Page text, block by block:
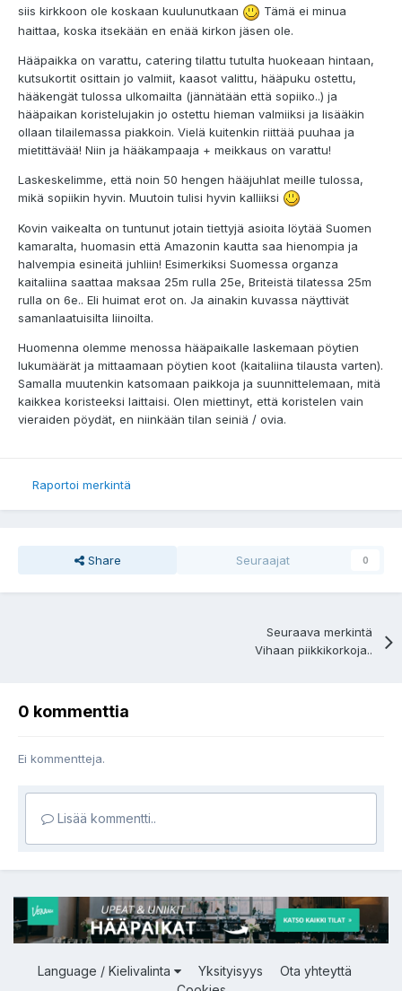
siis kirkkoon ole koskaan kuulunutkaan
Tämä ei minua
haittaa, koska itsekään en enää kirkon jäsen ole.
Hääpaikka on varattu, catering tilattu tutulta huokeaan hintaan,
kutsukortit osittain jo valmiit, kaasot valittu, hääpuku ostettu,
hääkengät tulossa ulkomailta (jännätään että sopiiko..) ja
hääpaikan koristelujakin jo ostettu hieman valmiiksi ja lisääkin
ollaan tilailemassa piakkoin. Vielä kuitenkin riittää puuhaa ja
mietittävää! Niin ja hääkampaaja + meikkaus on varattu!
Laskeskelimme, että noin 50 hengen hääjuhlat meille tulossa,
mikä sopiikin hyvin. Muutoin tulisi hyvin kalliiksi
Kovin vaikealta on tuntunut jotain tiettyjä asioita löytää Suomen
kamaralta, huomasin että Amazonin kautta saa hienompia ja
halvempia esineitä juhliin! Esimerkiksi Suomessa organza
kaitaliina saattaa maksaa 25m rulla 25e, Briteistä tilatessa 25m
rulla on 6e.. Eli huimat erot on. Ja ainakin kuvassa näyttivät
samanlaatuisilta liinoilta.
Huomenna olemme menossa hääpaikalle laskemaan pöytien
lukumäärät ja mittaamaan pöytien koot (kaitaliina tilausta varten).
Samalla muutenkin katsomaan paikkoja ja suunnittelemaan, mitä
kaikkea koristeeksi laittaisi. Olen miettinyt, että koristelen vain
vieraiden pöydät, en niinkään tilan seiniä / ovia.
Raportoi merkintä
Share Seuraajat 0
Seuraava merkintä
Vihaan piikkikorkoja..
0 kommenttia
Ei kommentteja.
Lisää kommentti..
Language / Kielivalinta Yksityisyys
Ota yhteyttä